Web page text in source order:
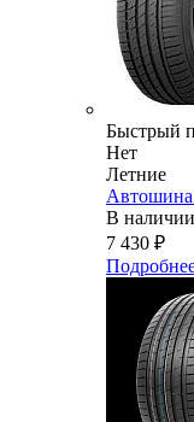
Быстрый
Нет
Летние
В наличии
7 430 ₽